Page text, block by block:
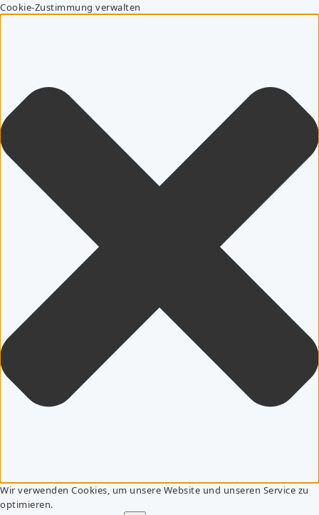
Cookie-Zustimmung verwalten
Wir verwenden Cookies, um unsere Website und unseren Service zu
optimieren.